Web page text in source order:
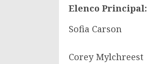
Elenco Principal:
Sofia Carson
Corey Mylchreest